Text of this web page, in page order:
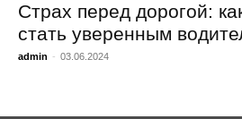
Страх перед дорогой:
стать уверенным
admin - 03.06.2024